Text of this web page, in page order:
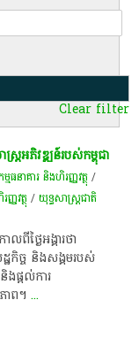
Clear filter
ត្រអភិវឌ្ឍន៍របស់កម្ពុជា
មធនាគារ និងហិរញ្ញវត្ថុ /
ញ្ញវត្ថុ​ /យុទ្ធសាស្ត្រជាតិ
ពីថ្ងៃអង្គារថា
ឋកិច្ច និងសង្គមរបស់
ងផ្តល់ការ
ភាព។...